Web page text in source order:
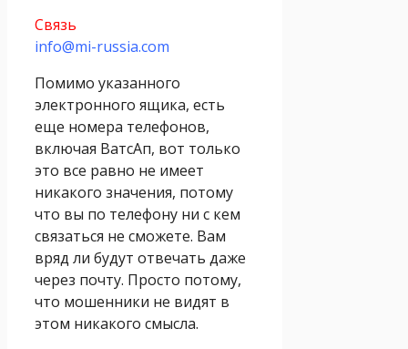
Связь
info@mi-russia.com
Помимо указанного
электронного ящика, есть
еще номера телефонов,
включая ВатсАп, вот только
это все равно не имеет
никакого значения, потому
что вы по телефону ни с кем
связаться не сможете. Вам
вряд ли будут отвечать даже
через почту. Просто потому,
что мошенники не видят в
этом никакого смысла.